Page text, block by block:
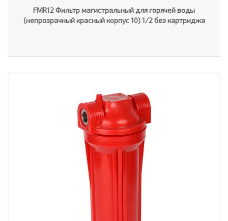
FMR12 Фильтр магистральный для горячей воды
(непрозрачный красный корпус 10) 1/2 без картриджа